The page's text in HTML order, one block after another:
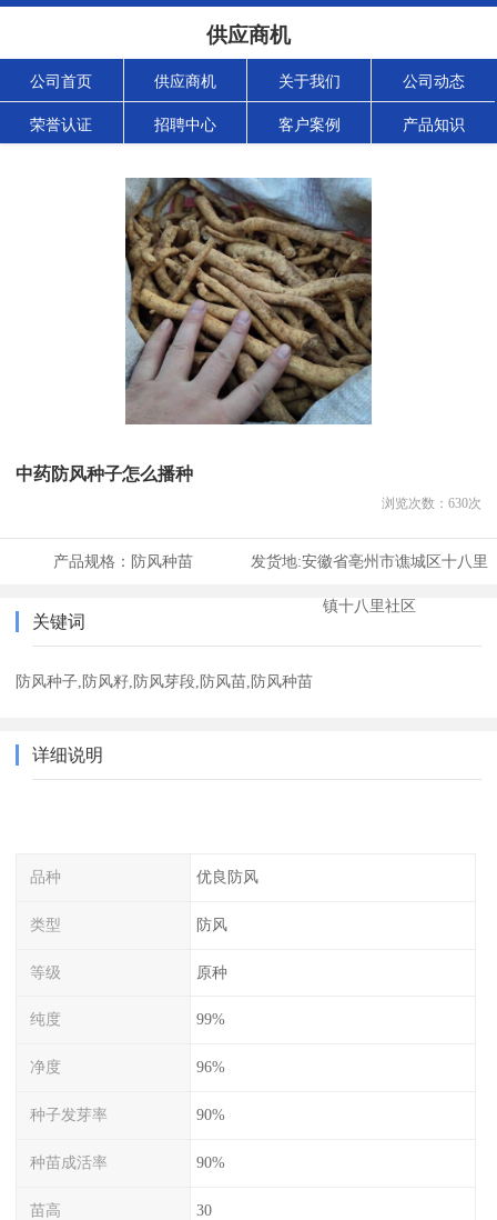
供应商机
公司首页 供应商机 关于我们 公司动态
荣誉认证 招聘中心 客户案例 产品知识
中药防风种子怎么播种
浏览次数： 630次
产品规格： 防风种苗 发货地:安徽省亳州市谯城区十八里
镇十八里社区
关键词
防风种子,防风籽,防风芽段,防风苗,防风种苗
详细说明
品种 优良防风
类型 防风
等级 原种
纯度 99%
净度 96%
种子发芽率 90%
种苗成活率 90%
苗高 30